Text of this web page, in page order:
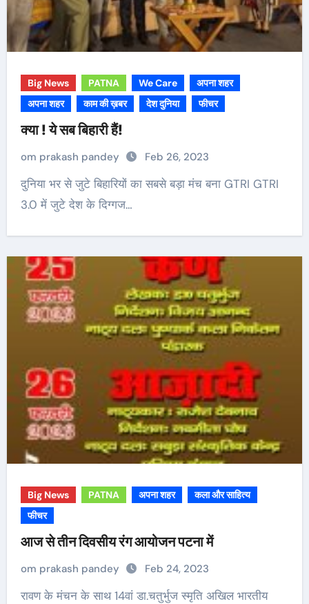
Big News PATNA We Care
अपना शहर
अपना शहर
काम की ख़बर देश दुनिया फीचर
क्या ! ये सब बिहारी हैं!
om prakash pandey Feb 26, 2023
दुनिया भर से जुटे बिहारियों का सबसे बड़ा मंच बना GTRI GTRI
3.0 में जुटे देश के दिग्गज…
Big News PATNA अपना शहर
कला और साहित्य
फीचर
आज से तीन दिवसीय रंग आयोजन पटना में
om prakash pandey Feb 24, 2023
रावण के मंचन के साथ 14वां डा.चतुर्भुज स्मृति अखिल भारतीय